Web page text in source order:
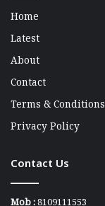
Home
Latest
About
Contact
Terms & Conditions
Privacy Policy
Contact Us